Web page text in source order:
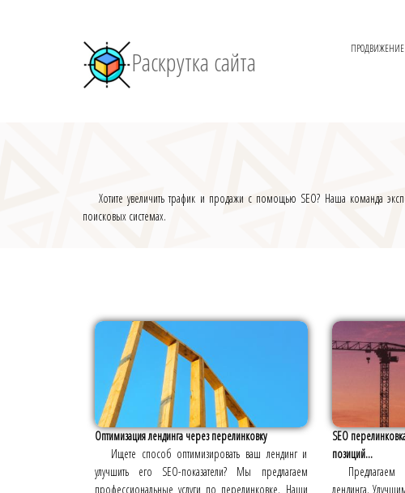
Раскрутка сайта ПРОДВИЖЕНИЕ
Хотите увеличить трафик и продажи с помощью SEO? Наша команда
поисковых системах.
Оптимизация лендинга через перелинковку
Ищете способ оптимизировать ваш лендинг и
улучшить его SEO-показатели? Мы предлагаем
профессиональные услуги по перелинковке. Наши
SEO
позиций...
лендинга.